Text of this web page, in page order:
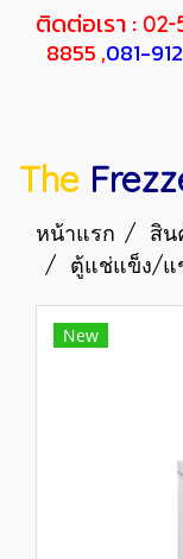
ติดต่อเรา : 02-
8855 ,081-
The
หน้าแรก สิน
ตู้แช่แข็ง/แช่
New